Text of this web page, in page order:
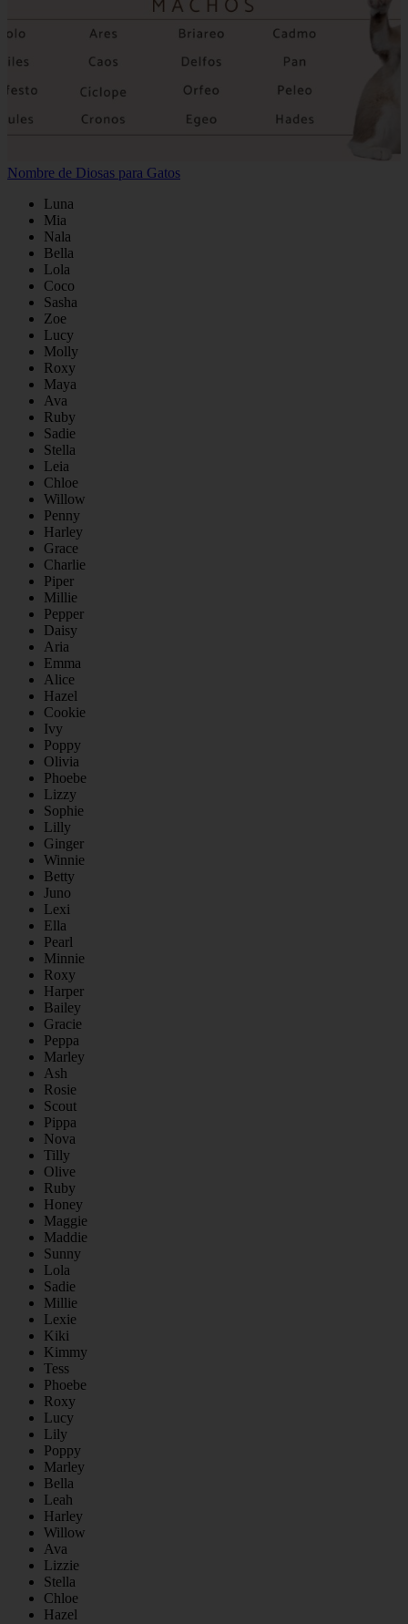
Nombre de Diosas para Gatos
Luna
Mia
Nala
Bella
Lola
Coco
Sasha
Zoe
Lucy
Molly
Roxy
Maya
Ava
Ruby
Sadie
Stella
Leia
Chloe
Willow
Penny
Harley
Grace
Charlie
Piper
Millie
Pepper
Daisy
Aria
Emma
Alice
Hazel
Cookie
Ivy
Poppy
Olivia
Phoebe
Lizzy
Sophie
Lilly
Ginger
Winnie
Betty
Juno
Lexi
Ella
Pearl
Minnie
Roxy
Harper
Bailey
Gracie
Peppa
Marley
Ash
Rosie
Scout
Pippa
Nova
Tilly
Olive
Ruby
Honey
Maggie
Maddie
Sunny
Lola
Sadie
Millie
Lexie
Kiki
Kimmy
Tess
Phoebe
Roxy
Lucy
Lily
Poppy
Marley
Bella
Leah
Harley
Willow
Ava
Lizzie
Stella
Chloe
Hazel